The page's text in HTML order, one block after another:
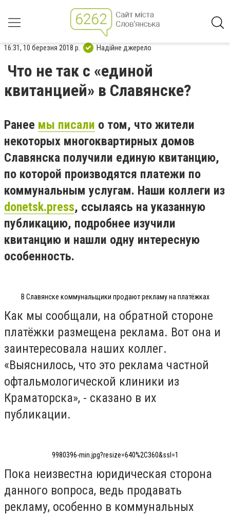
16:31, 10 березня 2018 р. Надійне джерело
Что не так с «единой
квитанцией» в Славянске?
Ранее мы писали о том, что жители
некоторых многоквартирных домов
Славянска получили единую квитанцию,
по которой производятся платежи по
коммунальным услугам. Наши коллеги из
donetsk.press, ссылаясь на указанную
публикацию, подробнее изучили
квитанцию и нашли одну интересную
особенность.
В Славянске коммунальщики продают рекламу на платёжках
Как мы сообщали, на обратной стороне
платёжки размещена реклама. Вот она и
заинтересовала наших коллег.
«Выяснилось, что это реклама частной
офтальмологической клиники из
Краматорска», - сказано в их
публикации.
9980396-min.jpg?resize=640%2C360&ssl=1
Пока неизвестна юридическая сторона
данного вопроса, ведь продавать
рекламу, особенно в коммунальных